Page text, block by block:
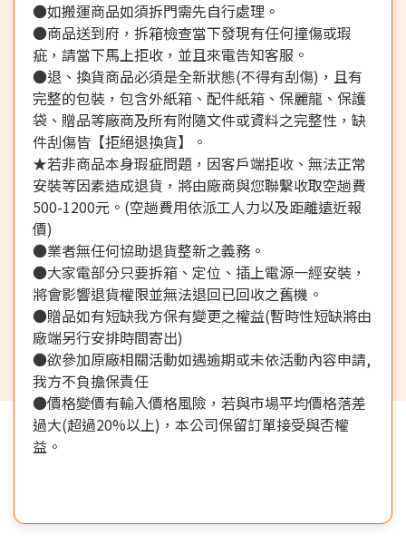
●如搬運商品如須拆門需先自行處理。
●商品送到府，拆箱檢查當下發現有任何撞傷或瑕
疵，請當下馬上拒收，並且來電告知客服。
●退、換貨商品必須是全新狀態(不得有刮傷)，且有
完整的包裝，包含外紙箱、配件紙箱、保麗龍、保護
袋、贈品等廠商及所有附隨文件或資料之完整性，缺
件刮傷皆【拒絕退換貨】。
★若非商品本身瑕疵問題，因客戶端拒收、無法正常
安裝等因素造成退貨，將由廠商與您聯繫收取空趟費
500-1200元。(空趟費用依派工人力以及距離遠近報
價)
●業者無任何協助退貨整新之義務。
●大家電部分只要拆箱、定位、插上電源一經安裝，
將會影響退貨權限並無法退回已回收之舊機。
●贈品如有短缺我方保有變更之權益(暫時性短缺將由
廠端另行安排時間寄出)
●欲參加原廠相關活動如遇逾期或未依活動內容申請,
我方不負擔保責任
●價格變價有輸入價格風險，若與市場平均價格落差
過大(超過20%以上)，本公司保留訂單接受與否權
益。